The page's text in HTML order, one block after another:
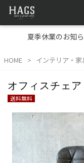
夏季休業のお知
HOME インテリア・家
オフィスチェ
送料無料